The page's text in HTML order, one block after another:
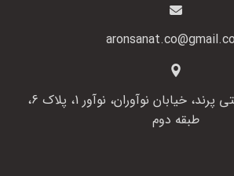
تهران، شهرک صنعتی پرند، خیابان نوآوران، نوآور 1، پلاک 6،
طبقه دوم